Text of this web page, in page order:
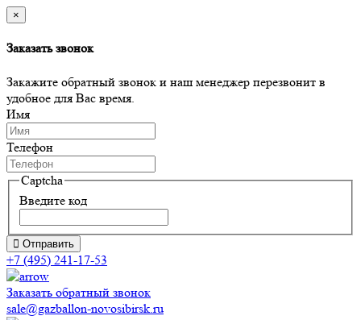
×
Заказать звонок
Закажите обратный звонок и наш менеджер перезвонит в
удобное для Вас время.
Имя
Телефон
Captcha
Введите код
Отправить
+7 (495) 241-17-53
Заказать обратный звонок
sale@gazballon-novosibirsk.ru